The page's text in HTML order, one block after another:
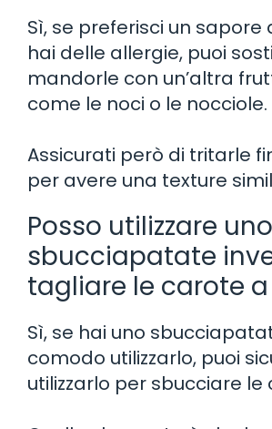
Sì, se preferisci un sapore
hai delle allergie, puoi
mandorle con un’altra
come le noci o le nocciole.
Assicurati però di tritarle
per avere una texture
Posso utilizzare uno
sbucciapatate
tagliare le carote a
Sì, se hai uno
comodo utilizzarlo, puoi
utilizzarlo per sbucciare le